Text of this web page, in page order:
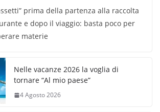
prima della partenza alla raccolta
e dopo il viaggio: basta poco per
materie
Nelle vacanze 2026 la voglia di
tornare “Al mio paese”
4 Agosto 2026